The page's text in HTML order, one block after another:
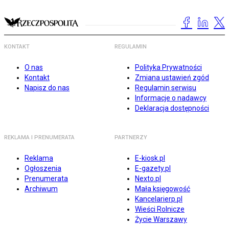
KONTAKT
O nas
Kontakt
Napisz do nas
REGULAMIN
Polityka Prywatności
Zmiana ustawień zgód
Regulamin serwisu
Informacje o nadawcy
Deklaracja dostępności
REKLAMA I PRENUMERATA
Reklama
Ogłoszenia
Prenumerata
Archiwum
PARTNERZY
E-kiosk.pl
E-gazety.pl
Nexto.pl
Mała księgowość
Kancelarierp.pl
Wieści Rolnicze
Życie Warszawy